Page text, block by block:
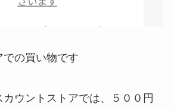
での買い物です
ウントストアでは、５００円